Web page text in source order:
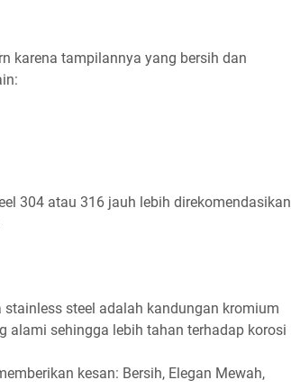
karena tampilannya yang bersih dan
304 atau 316 jauh lebih direkomendasikan
stainless steel adalah kandungan kromium
alami sehingga lebih tahan terhadap korosi
kesan: Bersih, Elegan Mewah,